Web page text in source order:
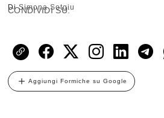
DiSimona Sotgiu
CONDIVIDI SU:
Aggiungi Formiche su Google